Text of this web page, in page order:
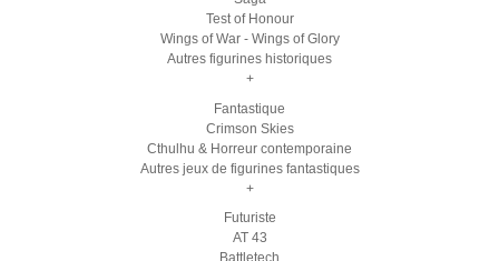
Test of Honour
Wings of War - Wings of Glory
Autres figurines historiques
+
Fantastique
Crimson Skies
Cthulhu & Horreur contemporaine
Autres jeux de figurines fantastiques
+
Futuriste
AT 43
Battletech